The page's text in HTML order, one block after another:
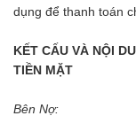
dụng để thanh toán
KẾT CẤU VÀ NỘI
TIỀN MẶT
Bên Nợ: